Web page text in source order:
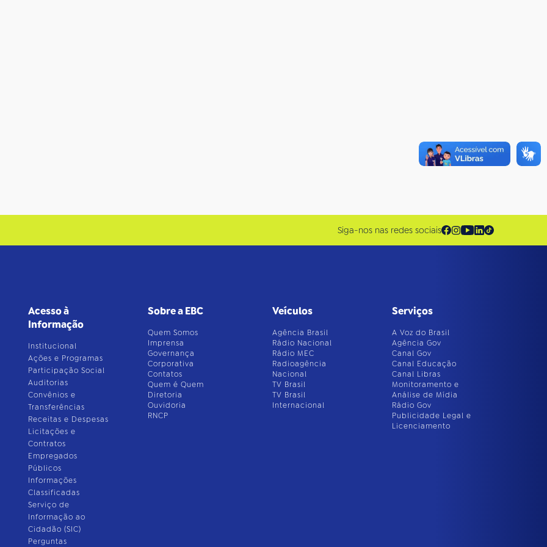
Siga-nos nas redes sociais
Acesso à
Informação
Institucional
Ações e Programas
Participação Social
Auditorias
Convênios e
Transferências
Receitas e Despesas
Licitações e
Contratos
Empregados
Públicos
Informações
Classificadas
Serviço de
Informação ao
Cidadão (SIC)
Perguntas
Sobre a EBC
Quem Somos
Imprensa
Governança
Corporativa
Contatos
Quem é Quem
Diretoria
Ouvidoria
RNCP
Veículos
Agência Brasil
Rádio Nacional
Rádio MEC
Radioagência
Nacional
TV Brasil
TV Brasil
Internacional
Serviços
A Voz do Brasil
Agência Gov
Canal Gov
Canal Educação
Canal Libras
Monitoramento e
Análise de Mídia
Rádio Gov
Publicidade Legal e
Licenciamento